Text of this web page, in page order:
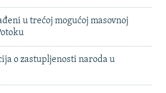
u trećoj mogućoj masovnoj
o zastupljenosti naroda u